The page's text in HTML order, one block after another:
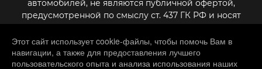
автомобилей, не являются публичной офертой,
предусмотренной по смыслу ст. 437 ГК РФ и носят
информационный характер. Для уточнения актуальной
стоимости, сроках поставки и иных условиях,
являющихся существенными для заключения договора
купли-продажи, необходимо связаться с нашими
Этот сайт использует cookie-файлы, чтобы помочь Вам в
навигации, а также для предоставления лучшего
пользовательского опыта и анализа использования наших